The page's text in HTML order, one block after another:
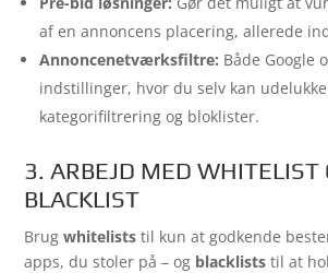
af en annoncens placering, allerede
Annoncenetværksfiltre: Både Google
indstillinger, hvor du selv kan
kategorifiltrering og bloklister.
3. ARBEJD MED WHITELIST
BLACKLIST
Brugwhitelists til kun at godkende
apps, du stoler på – og blacklists til at